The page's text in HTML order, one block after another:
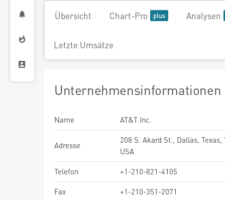
Übersicht Chart-Pro Analysen
Letzte Umsätze
Unternehmensinformationen
Name AT&T Inc.
Adresse
208 S. Akard St., Dallas, Texas,
USA
Telefon
+1-210-821-4105
Fax
+1-210-351-2071